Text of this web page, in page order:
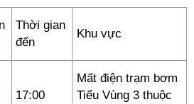
Thời gian
đến
Khu vực
17:00
Mất điện trạm bơm
Tiểu Vùng 3 thuộc